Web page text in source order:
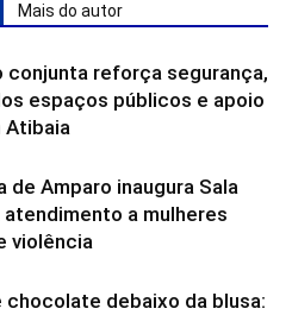
Mais do autor
conjunta reforça segurança,
espaços públicos e apoio
Atibaia
de Amparo inaugura Sala
atendimento a mulheres
violência
chocolate debaixo da blusa: